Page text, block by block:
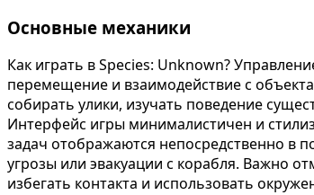
Основные механики
Как играть в Species: Unknown?
перемещение и взаимодействие с
собирать улики, изучать поведение
Интерфейс игры минималистичен и
задач отображаются непосредственно в
угрозы или эвакуации с корабля. Важно
избегать контакта и использовать